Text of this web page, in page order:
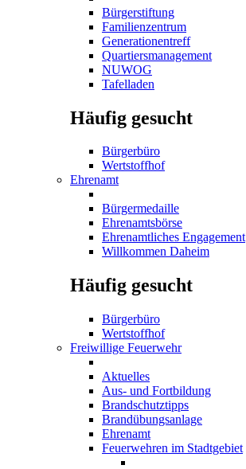
Bürgerstiftung
Familienzentrum
Generationentreff
Quartiersmanagement
NUWOG
Tafelladen
Häufig gesucht
Bürgerbüro
Wertstoffhof
Ehrenamt
Bürgermedaille
Ehrenamtsbörse
Ehrenamtliches Engagement
Willkommen Daheim
Häufig gesucht
Bürgerbüro
Wertstoffhof
Freiwillige Feuerwehr
Aktuelles
Aus- und Fortbildung
Brandschutztipps
Brandübungsanlage
Ehrenamt
Feuerwehren im Stadtgebiet